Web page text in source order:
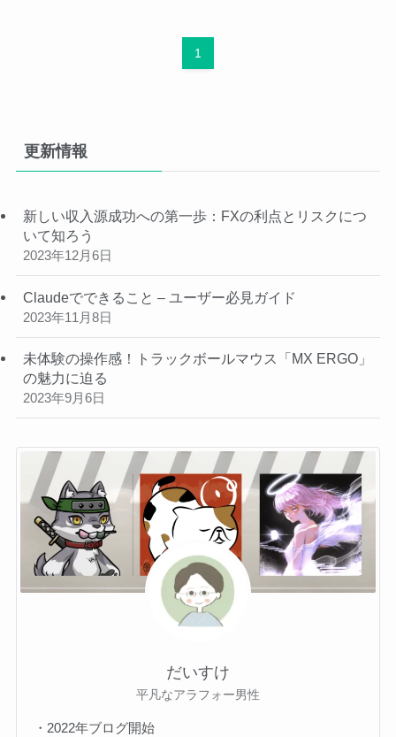
1
更新情報
新しい収入源成功への第一歩：FXの利点とリスクにつ
いて知ろう
2023年12月6日
Claudeでできること – ユーザー必見ガイド
2023年11月8日
未体験の操作感！トラックボールマウス「MX ERGO」
の魅力に迫る
2023年9月6日
だいすけ
平凡なアラフォー男性
・2022年ブログ開始